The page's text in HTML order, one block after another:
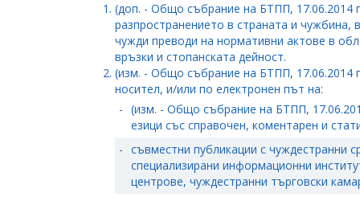
(доп. - Общо събрание на БТПП, 17.06.2014
разпространението в страната и чужбина,
чужди преводи на нормативни актове в
връзки и стопанската дейност.
(изм. - Общо събрание на БТПП, 17.06.2014
носител, и/или по електронен път на:
- (изм. - Общо събрание на БТПП,
езици със справочен, коментарен и
- съвместни публикации с чуждестранни
специализирани информационни
центрове, чуждестранни търговски